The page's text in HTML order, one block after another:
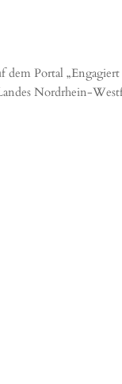
dem Portal
Nordrhein-